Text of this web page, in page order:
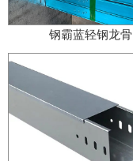
钢霸蓝轻钢龙骨